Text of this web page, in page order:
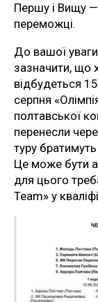
Першу і Вищу
переможці.
До вашої
зазначити, що
відбудеться
серпня
полтавської
перенесли
туру
Це може бути
для цього
Team» у